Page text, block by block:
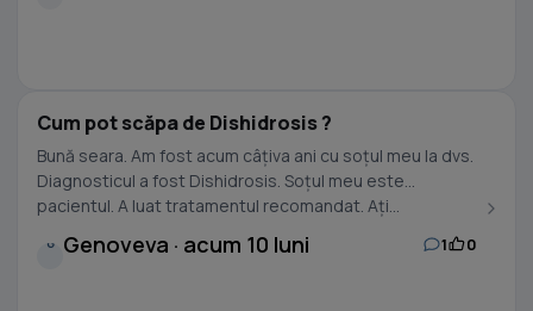
Cum pot scăpa de Dishidrosis ?
Bună seara. Am fost acum câțiva ani cu soțul meu la dvs.
Diagnosticul a fost Dishidrosis. Soțul meu este
pacientul. A luat tratamentul recomandat. Ați...
G Genoveva · acum 10 luni 1 0